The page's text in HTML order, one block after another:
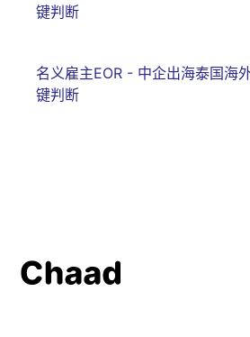
键判断
名义雇主EOR - 中企出海泰国海
键判断